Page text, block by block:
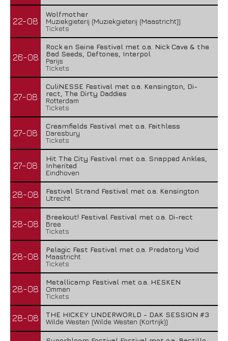
22-08
Wolfmother
Muziekgieterij (Muziekgieterij (Maastricht))
Tickets
26-08
Rock en Seine Festival met o.a. Nick Cave & the
Bad Seeds, Deftones, Interpol
Parijs
Tickets
27-08
CuliNESSE Festival met o.a. Kensington, Di-
rect, The Dirty Daddies
Rotterdam
Tickets
27-08
Creamfields Festival met o.a. Faithless
Daresbury
Tickets
27-08
Hit The City Festival met o.a. Snapped Ankles,
Inherited
Eindhoven
28-08
Festival Strand Festival met o.a. Kensington
Utrecht
28-08
Breekout! Festival Festival met o.a. Di-rect
Bree
Tickets
28-08
Pelagic Fest Festival met o.a. Predatory Void
Maastricht
Tickets
28-08
Metallicamp Festival met o.a. HESKEN
Ommen
Tickets
28-08
THE HICKEY UNDERWORLD - DAK SESSION #3
Wilde Westen (Wilde Westen (Kortrijk))